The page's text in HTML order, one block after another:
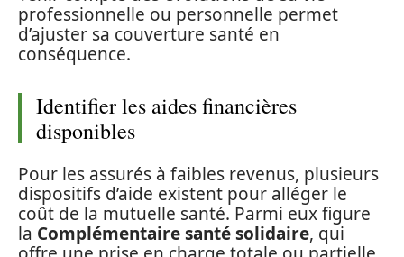
professionnelle ou personnelle permet
d’ajuster sa couverture santé en
conséquence.
Identifier les aides financières
disponibles
Pour les assurés à faibles revenus, plusieurs
dispositifs d’aide existent pour alléger le
coût de la mutuelle santé. Parmi eux figure
la Complémentaire santé solidaire, qui